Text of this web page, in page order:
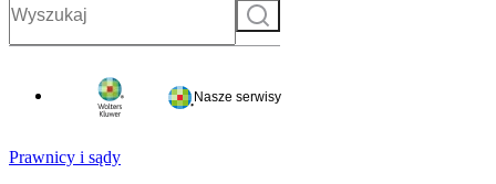
Szukaj
Nasze serwisy
Prawnicy i sądy